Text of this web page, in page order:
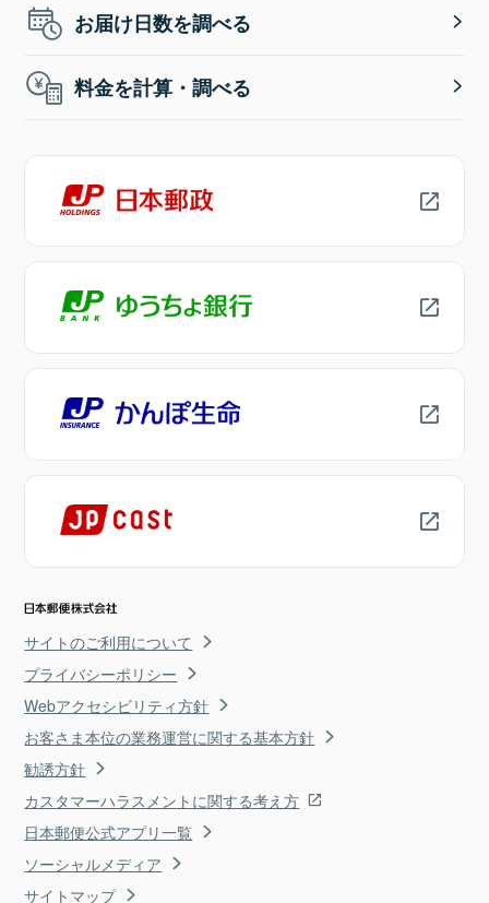
お届け日数を調べる
料金を計算・調べる
サイトのご利用について
プライバシーポリシー
Webアクセシビリティ方針
お客さま本位の業務運営に関する基本方針
勧誘方針
カスタマーハラスメントに関する考え方
日本郵便公式アプリ一覧
ソーシャルメディア
サイトマップ